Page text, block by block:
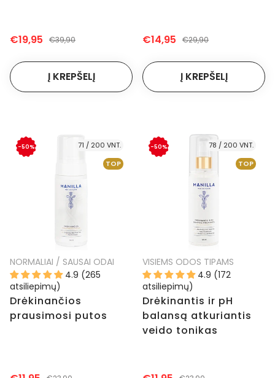
€19,95 €39,90 €14,95 €29,90
-50%
TOP
71 / 200 VNT.
NORMALIAI / SAUSAI ODAI
4.9 (265
atsiliepimų)
Drėkinančios
prausimosi putos
-50%
TOP
78 / 200 VNT.
VISIEMS ODOS TIPAMS
4.9 (172
atsiliepimų)
Drėkinantis ir pH
balansą atkuriantis
veido tonikas